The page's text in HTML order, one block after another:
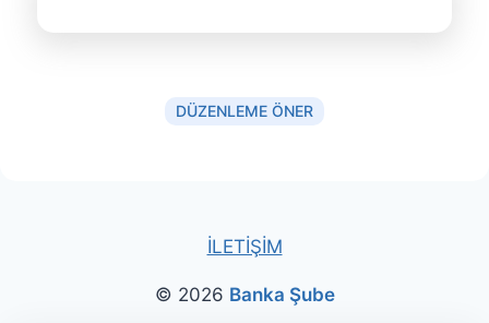
DÜZENLEME ÖNER
İLETİŞİM
© 2026 Banka Şube